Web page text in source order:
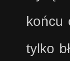
końcu
tylko